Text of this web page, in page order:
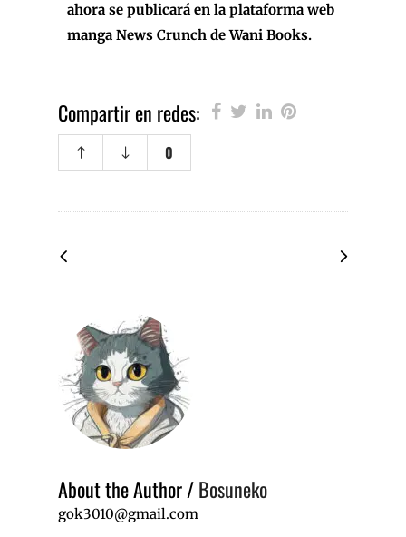
ahora se publicará en la plataforma web
manga News Crunch de Wani Books.
Compartir en redes:
0
About the Author/Bosuneko
gok3010@gmail.com